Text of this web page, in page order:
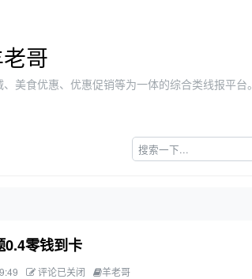
哥
美食优惠、优惠促销等为一体的综合类线报平台。
0.4零钱到卡
评论已关闭 羊老哥